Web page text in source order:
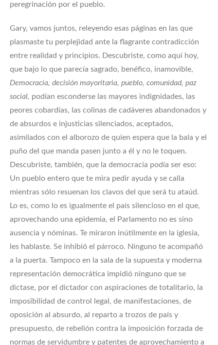
peregrinación por el pueblo.
Gary, vamos juntos, releyendo esas páginas en las que
plasmaste tu perplejidad ante la flagrante contradicción
entre realidad y principios. Descubriste, como aquí hoy,
que bajo lo que parecía sagrado, benéfico, inamovible,
Democracia, decisión mayoritaria, pueblo, comunidad, paz
social, podían esconderse las mayores indignidades, las
peores cobardías, las colinas de cadáveres abandonados y
de absurdos e injusticias silenciados, aceptados,
asimilados con el alborozo de quien espera que la bala y el
puño del que manda pasen junto a él y no le toquen.
Descubriste, también, que la democracia podía ser eso:
Un pueblo entero que te mira pedir ayuda y se calla
mientras sólo resuenan los clavos del que será tu ataúd.
Lo es, como lo es igualmente el país silencioso en el que,
aprovechando una epidemia, el Parlamento no es sino
ausencia y nóminas. Te miraron inútilmente en la iglesia,
les hablaste. Se inhibió el párroco. Ninguno te acompañó
a la puerta. Tampoco en la sala de la supuesta y moderna
representación democrática impidió ninguno que se
dictase, por el dictador con aspiraciones de totalitario, la
imposibilidad de control legal, de manifestaciones, de
oposición al absurdo, al reparto a trozos de país y
presupuesto, de rebelión contra la imposición forzada de
normas de servidumbre y patentes de aprovechamiento a